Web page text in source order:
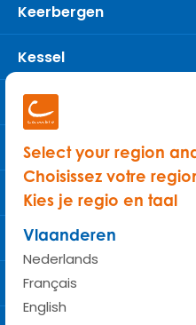
Select your region
Choisissez votre
Kies je regio en taal
Vlaanderen
Nederlands
Français
English
Keerbergen
Kessel
Kessel-Lo
Koekelberg
Kortrijk
Kraainem
Kruisem